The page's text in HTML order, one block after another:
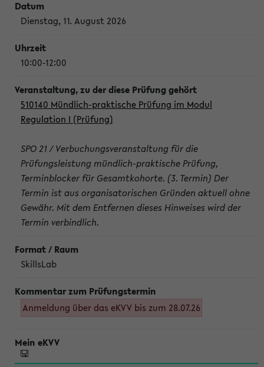
Dienstag, 11. August 2026
10:00-12:00
510140 Mündlich-praktische Prüfung im Modul
Regulation I (Prüfung)
SPO 21 / Verbuchungsveranstaltung für die
Prüfungsleistung mündlich-praktische Prüfung,
Terminblocker für Gesamtkohorte. (3. Termin) Der
Termin ist aus organisatorischen Gründen aktuell ohne
Gewähr. Mit dem Entfernen dieses Hinweises wird der
Termin verbindlich.
SkillsLab
Anmeldung über das eKVV bis zum 28.07.26